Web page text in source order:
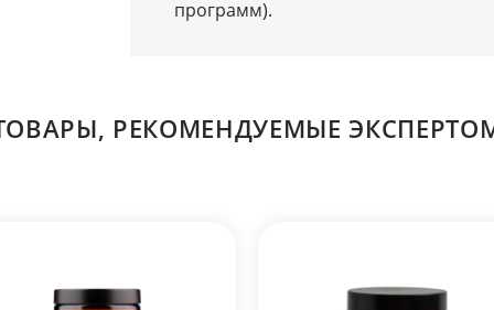
программ).
РЕКОМЕНДУЕМЫЕ